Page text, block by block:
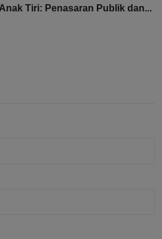
Tiri: Penasaran Publik dan...